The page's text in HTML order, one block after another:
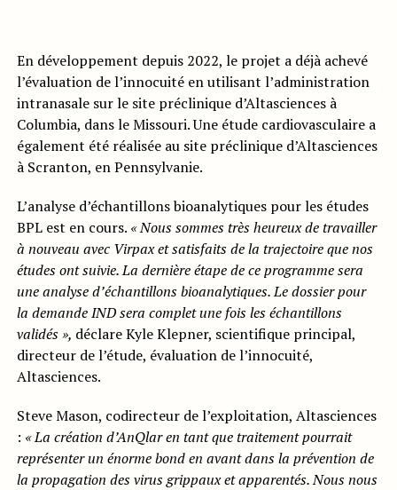
En développement depuis 2022, le projet a déjà achevé
l’évaluation de l’innocuité en utilisant l’administration
intranasale sur le site préclinique d’Altasciences à
Columbia, dans le Missouri. Une étude cardiovasculaire a
également été réalisée au site préclinique d’Altasciences
à Scranton, en Pennsylvanie.
L’analyse d’échantillons bioanalytiques pour les études
BPL est en cours. « Nous sommes très heureux de travailler
à nouveau avec Virpax et satisfaits de la trajectoire que nos
études ont suivie. La dernière étape de ce programme sera
une analyse d’échantillons bioanalytiques. Le dossier pour
la demande IND sera complet une fois les échantillons
validés », déclare Kyle Klepner, scientifique principal,
directeur de l’étude, évaluation de l’innocuité,
Altasciences.
Steve Mason, codirecteur de l’exploitation, Altasciences
: « La création d’AnQlar en tant que traitement pourrait
représenter un énorme bond en avant dans la prévention de
la propagation des virus grippaux et apparentés. Nous nous